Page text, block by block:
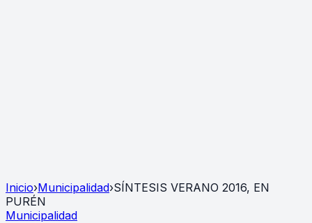
Inicio›Municipalidad›SÍNTESIS VERANO 2016, EN
PURÉN
Municipalidad